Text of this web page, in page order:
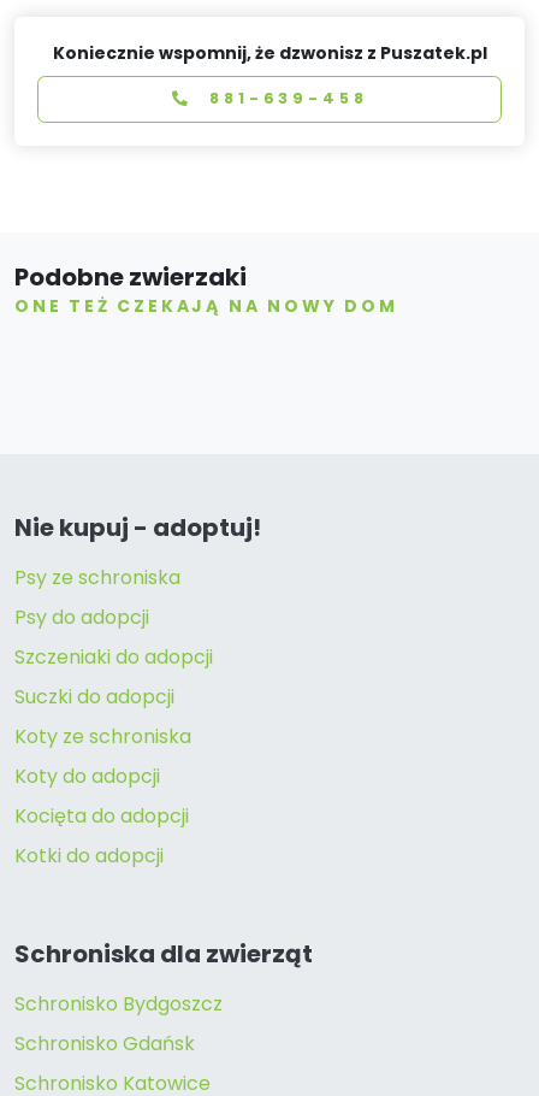
Koniecznie wspomnij, że dzwonisz z Puszatek.pl
881-639-458
Podobne zwierzaki
ONE TEŻ CZEKAJĄ NA NOWY DOM
Nie kupuj - adoptuj!
Psy ze schroniska
Psy do adopcji
Szczeniaki do adopcji
Suczki do adopcji
Koty ze schroniska
Koty do adopcji
Kocięta do adopcji
Kotki do adopcji
Schroniska dla zwierząt
Schronisko Bydgoszcz
Schronisko Gdańsk
Schronisko Katowice